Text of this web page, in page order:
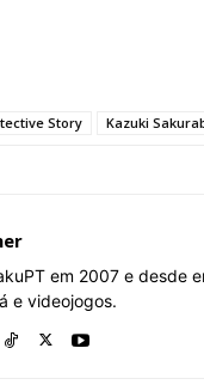
Story Kazuki
em 2007 e desde
e videojogos.